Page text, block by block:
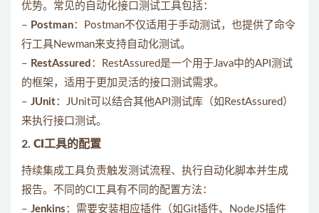
优势。常见的自动化接口测试工具包括：
– Postman：Postman不仅适用于手动测试，也提供了命令
行工具Newman来支持自动化测试。
– RestAssured ：RestAssured是一个用于Java中的API测试
的框架，适用于更加灵活的接口测试需求。
– JUnit：JUnit可以结合其他API测试库（如RestAssured）
来执行接口测试。
2. CI工具的配置
持续集成工具负责触发测试流程、执行自动化脚本并生成
报告。不同的CI工具有不同的配置方法：
– Jenkins ：需要安装相应插件（如Git插件、NodeJS插件